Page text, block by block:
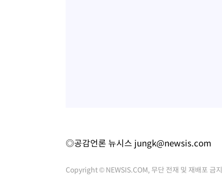
◎공감언론 뉴시스 jungk@newsis.com
Copyright © NEWSIS.COM, 무단 전재 및 재배포 금지